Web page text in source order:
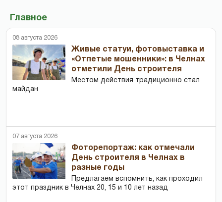
Главное
08 августа 2026
Живые статуи, фотовыставка и
«Отпетые мошенники»: в Челнах
отметили День строителя
Местом действия традиционно стал
майдан
07 августа 2026
Фоторепортаж: как отмечали
День строителя в Челнах в
разные годы
Предлагаем вспомнить, как проходил
этот праздник в Челнах 20, 15 и 10 лет назад